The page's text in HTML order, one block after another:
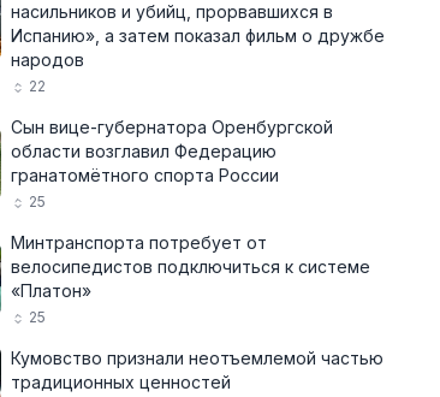
насильников и убийц, прорвавшихся в
Испанию», а затем показал фильм о дружбе
народов
22
Сын вице-губернатора Оренбургской
области возглавил Федерацию
гранатомётного спорта России
25
Минтранспорта потребует от
велосипедистов подключиться к системе
«Платон»
25
Кумовство признали неотъемлемой частью
традиционных ценностей